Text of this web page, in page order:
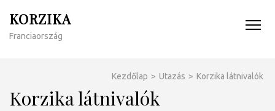
KORZIKA
Franciaország
Kezdőlap > Utazás > Korzika látnivalók
Korzika látnivalók